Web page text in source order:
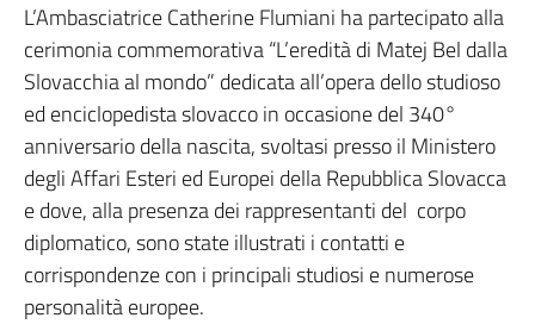
L’Ambasciatrice Catherine Flumiani ha partecipato alla
cerimonia commemorativa “L’eredità di Matej Bel dalla
Slovacchia al mondo” dedicata all’opera dello studioso
ed enciclopedista slovacco in occasione del 340°
anniversario della nascita, svoltasi presso il Ministero
degli Affari Esteri ed Europei della Repubblica Slovacca
e dove, alla presenza dei rappresentanti del corpo
diplomatico, sono state illustrati i contatti e
corrispondenze con i principali studiosi e numerose
personalità europee.